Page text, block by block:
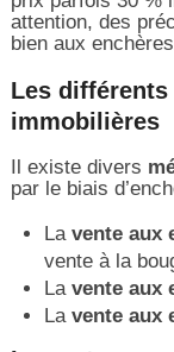
attention, des
bien aux
Les différents
immobilières
Il existe divers
par le biais
La vente aux
vente à la
La vente aux
La vente aux